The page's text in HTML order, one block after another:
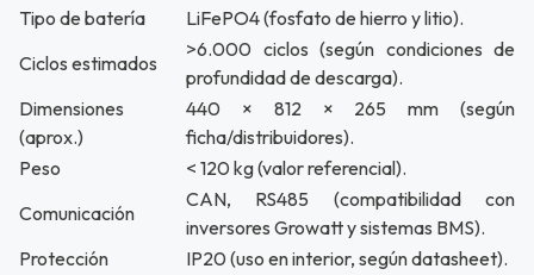
Tipo de batería
LiFePO4 (fosfato de hierro y litio).
Ciclos estimados
>6.000 ciclos (según condiciones de
profundidad de descarga).
Dimensiones
(aprox.)
440 × 812 × 265 mm (según
ficha/distribuidores).
Peso
< 120 kg (valor referencial).
Comunicación
CAN, RS485 (compatibilidad con
inversores Growatt y sistemas BMS).
Protección
IP20 (uso en interior, según datasheet).